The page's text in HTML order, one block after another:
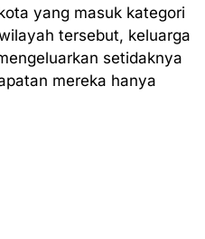
yang masuk kategori
tersebut, keluarga
setidaknya
mereka hanya